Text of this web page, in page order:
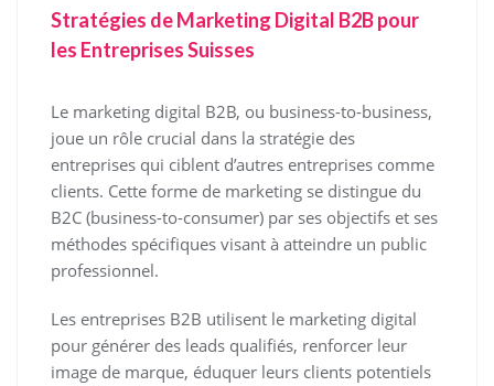
Stratégies de Marketing Digital B2B pour
les Entreprises Suisses
Le marketing digital B2B, ou business-to-business,
joue un rôle crucial dans la stratégie des
entreprises qui ciblent d’autres entreprises comme
clients. Cette forme de marketing se distingue du
B2C (business-to-consumer) par ses objectifs et ses
méthodes spécifiques visant à atteindre un public
professionnel.
Les entreprises B2B utilisent le marketing digital
pour générer des leads qualifiés, renforcer leur
image de marque, éduquer leurs clients potentiels